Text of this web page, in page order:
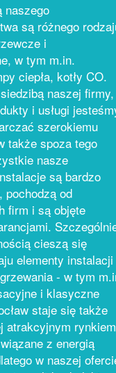
naszego
są różnego
i
w tym m.in.
ciepła, kotły CO.
naszej firmy,
i usługi
szerokiemu
także spoza tego
nasze
są bardzo
pochodzą od
firm i są objęte
cieszą się
elementy instalacji
- w tym
i klasyczne
staje się także
atrakcyjnym rynkiem
z energią
w naszej